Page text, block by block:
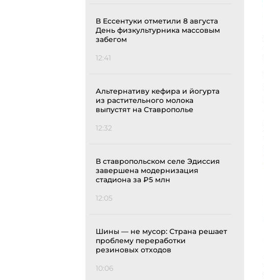
В Ессентуки отметили 8 августа
День физкультурника массовым
забегом
12:41
Альтернативу кефира и йогурта
из растительного молока
выпустят на Ставрополье
12:32
В ставропольском селе Эдиссия
завершена модернизация
стадиона за ₽5 млн
12:05
Шины — не мусор: Страна решает
проблему переработки
резиновых отходов
10:06